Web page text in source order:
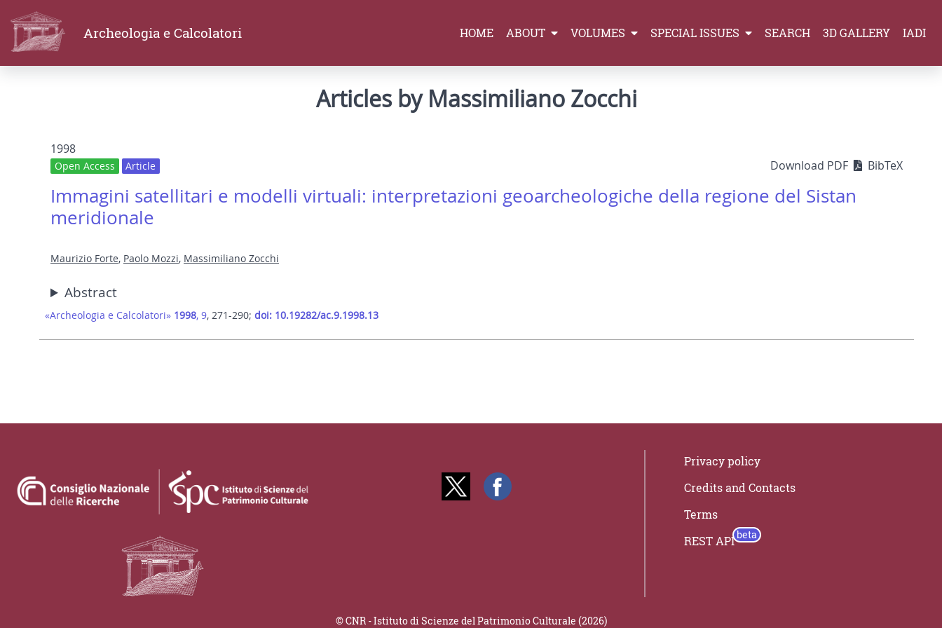
Archeologia e Calcolatori HOME ABOUT VOLUMES SPECIAL ISSUES SEARCH 3D GALLERY IADI
Articles by Massimiliano Zocchi
1998
Open Access Article Download PDF BibTeX
Immagini satellitari e modelli virtuali: interpretazioni geoarcheologiche della regione del Sistan
meridionale
Maurizio Forte, Paolo Mozzi, Massimiliano Zocchi
Abstract
«Archeologia e Calcolatori» 1998, 9, 271-290; doi: 10.19282/ac.9.1998.13
Privacy policy
Credits and Contacts
Terms
REST API
© CNR - Istituto di Scienze del Patrimonio Culturale (2026)